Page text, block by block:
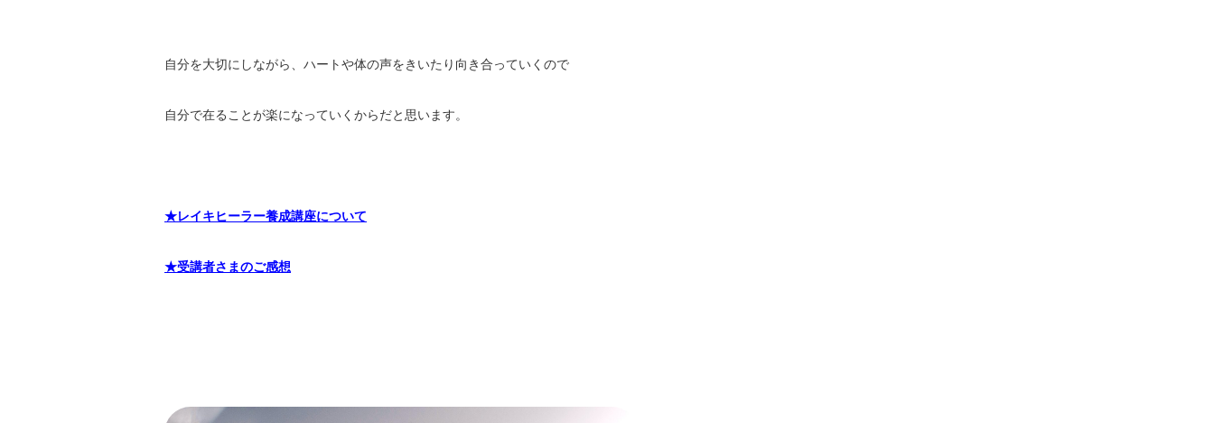
自分を大切にしながら、ハートや体の声をきいたり向き合っていくので
自分で在ることが楽になっていくからだと思います。
★レイキヒーラー養成講座について
★受講者さまのご感想